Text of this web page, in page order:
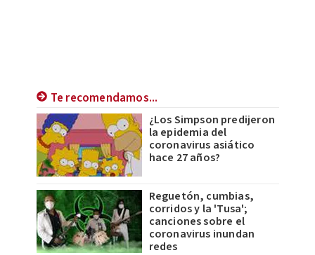
Te recomendamos...
¿Los Simpson predijeron
la epidemia del
coronavirus asiático
hace 27 años?
Reguetón, cumbias,
corridos y la 'Tusa';
canciones sobre el
coronavirus inundan
redes